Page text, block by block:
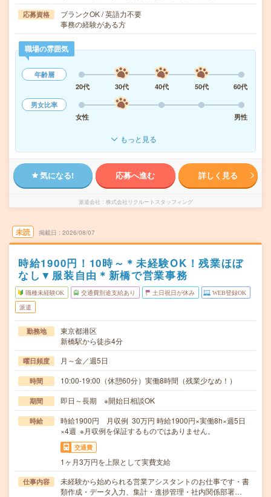
応募資格
ブランクOK / 英語力不要
事務の経験がある方
職場の雰囲気
年齢層
20代
30代 40代 50代
60代
男女比率
女性
男性
もっと見る
気になる! 応募へ進む 詳しく見る
派遣会社 株式会社リクルートスタッフィング
未読 掲載日 2026/08/07
時給1900円！10時～＊未経験OK！残業ほぼ
なし▼服装自由＊新橋で営業事務
職種未経験OK 交通費別途支給あり 土日祝日が休み WEB登録OK
派遣
勤務地
東京都港区
新橋駅から徒歩4分
曜日頻度 月～金／週5日
時間 10:00-19:00（休憩60分）実働8時間（残業少なめ！）
期間 即日～長期 ※開始日相談OK
時給
時給1900円 月収例 30万円 時給1900円×実働8h×週5日
×4週 ※月収例を保証するものではありません。
交通費
1ヶ月3万円を上限として実費支給
仕事内容
未経験から始められる営業アシスタントのお仕事です・書
類作成・データ入力、集計・進捗管理・社内関係部署…